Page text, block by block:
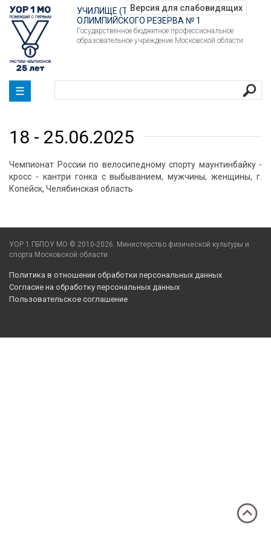
УЧИЛИЩЕ (ТЕХНИКУМ)
ОЛИМПИЙСКОГО РЕЗЕРВА № 1
Государственное бюджетное профессиональное
образовательное учреждение Московской области
☰
18 - 25.06.2025
Чемпионат России по велосипедному спорту маунтинбайку -
кросс - кантри гонка с выбыванием, мужчины, женщины, г.
Копейск, Челябинская область
УОР 1 ГБПОУ МО © 2010-2026. Министерство физической культуры и
спорта Московской области
Политика в отношении обработки персональных данных
Согласие на обработку персональных данных
Пользовательское соглашение